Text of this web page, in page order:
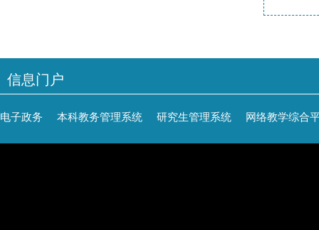
信息门户
电子政务 本科教务管理系统 研究生管理系统 网络教学综合